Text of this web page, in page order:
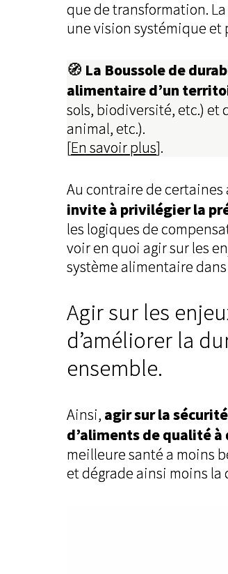
que de transformation.
une vision systémique et
🧭 La Boussole de
alimentaire d’un
sols, biodiversité, etc.) et
animal, etc.).
[En savoir plus].
Au contraire de certaines
invite à privilégier la
les logiques de
voir en quoi agir sur les
système alimentaire
Agir sur les
d’améliorer la
ensemble.
Ainsi, agir sur la
d’aliments de qualité
meilleure santé a moins
et dégrade ainsi moins